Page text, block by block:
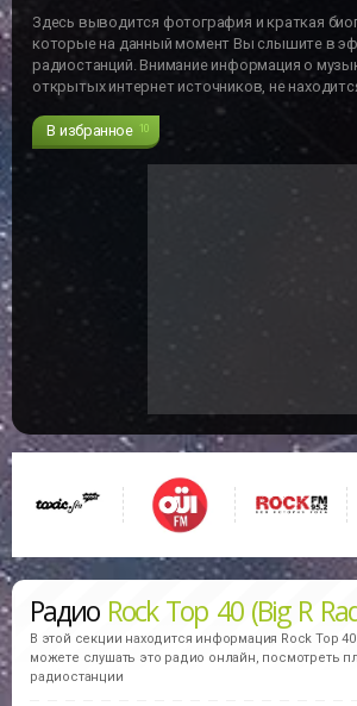
Здесь выводится фотография и краткая
которые на данный момент Вы слышите в
радиостанций. Внимание информация о
открытых интернет источников, не
и может не отвечать действительности!!!
В избранное 10
Радио Rock Top 40 (Big R
В этой секции находится информация Rock Top
можете слушать это радио онлайн, посмотреть
радиостанции